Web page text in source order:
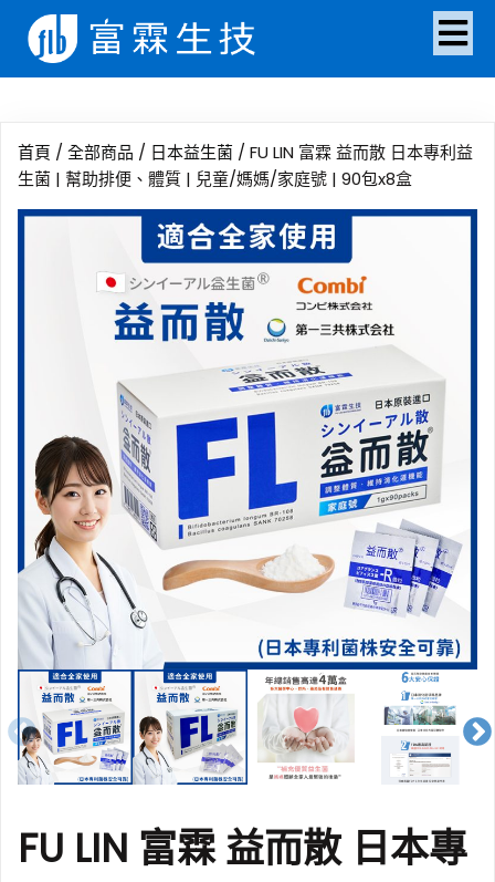
首頁 / 全部商品 / 日本益生菌 / FU LIN 富霖 益而散 日本專利益
生菌 | 幫助排便、體質 | 兒童/媽媽/家庭號 | 90包x8盒
FU LIN 富霖 益而散 日本專